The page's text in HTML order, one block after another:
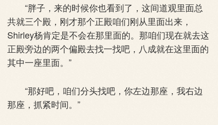
“胖子，来的时候你也看到了，这间道观里面总
共就三个殿，刚才那个正殿咱们刚从里面出来，
Shirley杨肯定是不会在那里面的。那咱们现在就去这
正殿旁边的两个偏殿去找一找吧，八成就在这里面的
其中一座里面。”
“那好吧，咱们分头找吧，你左边那座，我右边
那座，抓紧时间。”